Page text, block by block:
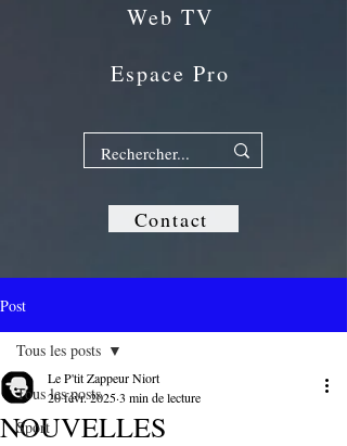
Contact
Web TV
Espace Pro
Post
Tous les posts
Sport
Tous les posts
NOUVELLES
Le P'tit Zappeur Niort
20 févr. 20253 min de lecture